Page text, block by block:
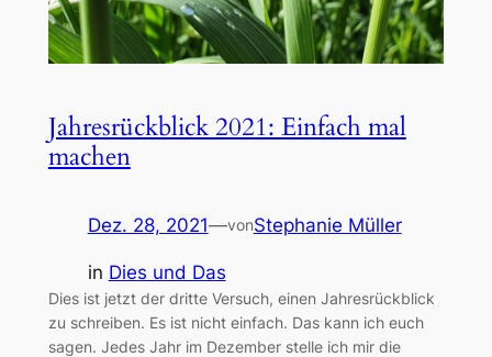
Jahresrückblick 2021: Einfach mal
machen
Dez. 28, 2021—vonStephanie Müller
in Dies und Das
Dies ist jetzt der dritte Versuch, einen Jahresrückblick
zu schreiben. Es ist nicht einfach. Das kann ich euch
sagen. Jedes Jahr im Dezember stelle ich mir die